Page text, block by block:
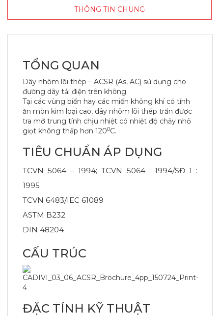
THÔNG TIN CHUNG
TỔNG QUAN
Dây nhôm lõi thép – ACSR (As, AC) sử dụng cho
đường dây tải điện trên không.
Tại các vùng biển hay các miền không khí có tính
ăn mòn kim loại cao, dây nhôm lõi thép trần được
tra mỡ trung tính chịu nhiệt có nhiệt độ chảy nhỏ
giọt không thấp hơn 1200C.
TIÊU CHUẨN ÁP DỤNG
TCVN 5064 – 1994; TCVN 5064 : 1994/SĐ 1 :
1995
TCVN 6483/IEC 61089
ASTM B232
DIN 48204
CẤU TRÚC
ĐẶC TÍNH KỸ THUẬT